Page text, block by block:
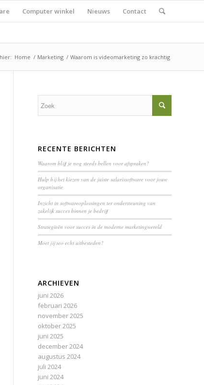
Computer winkel Nieuws Contact
Home / Marketing / Waarom is videomarketing zo krachtig
RECENTE BERICHTEN
Waarom blijf je nog steeds bellen voor afspraken?
Hulp bij het kiezen van de juiste salarissoftware voor jouw
organisatie
Inzicht in softwareoplossingen ter ondersteuning van
zakelijk succes binnen je bedrijf
Strategieën voor succes in de moderne marketingwereld
Moet jij seo echt uitbesteden?
ARCHIEVEN
juni 2026
februari 2026
november 2025
oktober 2025
juni 2025
december 2024
augustus 2024
juli 2024
juni 2024